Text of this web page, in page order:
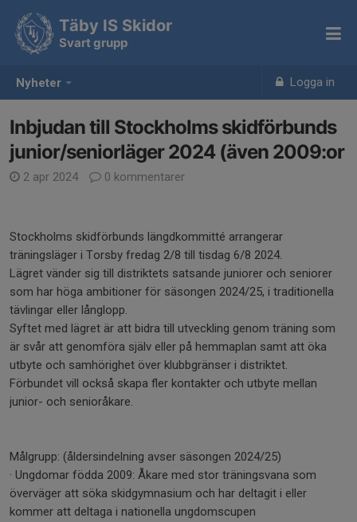
Nyheter Logga in
Täby IS Skidor
Svart grupp
Inbjudan till Stockholms skidförbunds
junior/seniorläger 2024 (även 2009:or
2 apr 2024 0 kommentarer
Stockholms skidförbunds längdkommitté arrangerar
träningsläger i Torsby fredag 2/8 till tisdag 6/8 2024.
Lägret vänder sig till distriktets satsande juniorer och seniorer
som har höga ambitioner för säsongen 2024/25, i traditionella
tävlingar eller långlopp.
Syftet med lägret är att bidra till utveckling genom träning som
är svår att genomföra själv eller på hemmaplan samt att öka
utbyte och samhörighet över klubbgränser i distriktet.
Förbundet vill också skapa fler kontakter och utbyte mellan
junior- och senioråkare.
Målgrupp: (åldersindelning avser säsongen 2024/25)
· Ungdomar födda 2009: Åkare med stor träningsvana som
överväger att söka skidgymnasium och har deltagit i eller
kommer att deltaga i nationella ungdomscupen